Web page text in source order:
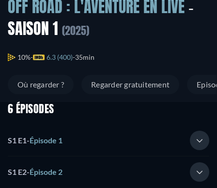
OFF ROAD : L'AVENTURE EN LIVE -
SAISON 1
(2025)
10% 6.3 (400) 35min
Où regarder ? Regarder gratuitement
6 ÉPISODES
S1 E1-Épisode 1
S1 E2-Épisode 2